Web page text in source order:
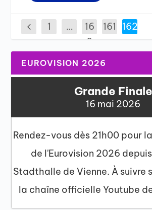
1 …
16
0
161 162
EUROVISION 2026
Grande Finale
16 mai 2026
Rendez-vous dès 21h00 pour
de l'Eurovision 2026
Stadthalle de Vienne. À suivre
la chaîne officielle Youtube